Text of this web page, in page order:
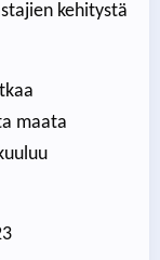
kehitystä
maata